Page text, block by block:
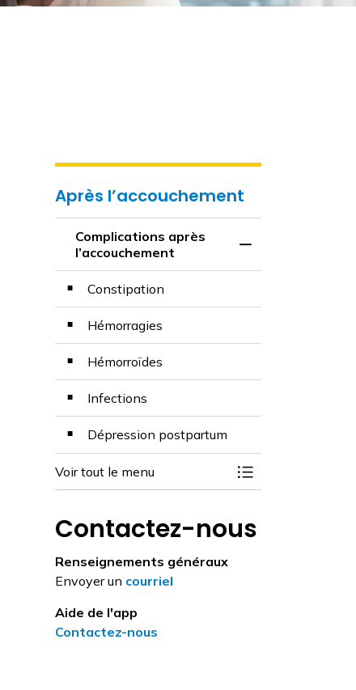
Après l’accouchement
Complications après
l’accouchement
Constipation
Hémorragies
Hémorroïdes
Infections
Dépression postpartum
Voir tout le menu Basculer la menu
Contactez-nous
Renseignements généraux
Envoyer un courriel
Aide de l'app
Contactez-nous